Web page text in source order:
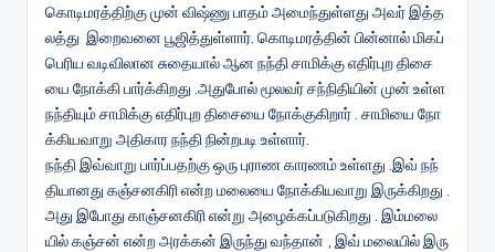
கொடிமரத்திற்கு முன் விஷ்ணு பாதம் அமைந்துள்ளது அவர் இத்த
லத்து இறைவனை பூஜித்துள்ளார். கொடிமரத்தின் பின்னால் மிகப்
பெரிய வடிவிலான சுதையால் ஆன நந்தி சாமிக்கு எதிர்புற திசை
யை நோக்கி பார்க்கிறது .அதுபோல் மூலவர் சந்நிதியின் முன் உள்ள
நந்தியும் சாமிக்கு எதிர்புற திசையை நோக்குகிறார் . சாமியை நோ
க்கியவாறு அதிகார நந்தி நின்றபடி உள்ளார்.
நந்தி இவ்வாறு பார்ப்பதற்கு ஒரு புராண காரணம் உள்ளது .இவ் நந்
தியானது கஞ்சனகிரி என்ற மலையை நோக்கியவாறு இருக்கிறது .
அது இபோது காஞ்சனகிரி என்று அழைக்கப்படுகிறது . இம்மலை
யில் கஞ்சன் என்ற அரக்கன் இருந்து வந்தான் , இவ் மலையில் இரு